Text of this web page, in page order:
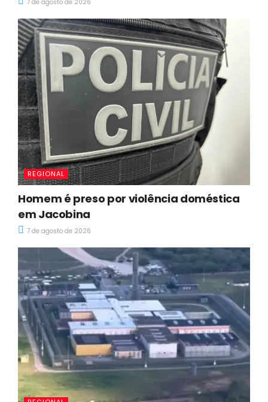
7 de agosto de 2026
REGIONAL
Homem é preso por violência doméstica
em Jacobina
7 de agosto de 2026